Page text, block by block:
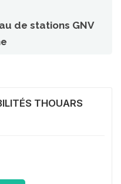
de stations GNV
THOUARS